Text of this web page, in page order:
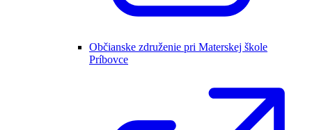
Občianske združenie pri Materskej škole
Príbovce